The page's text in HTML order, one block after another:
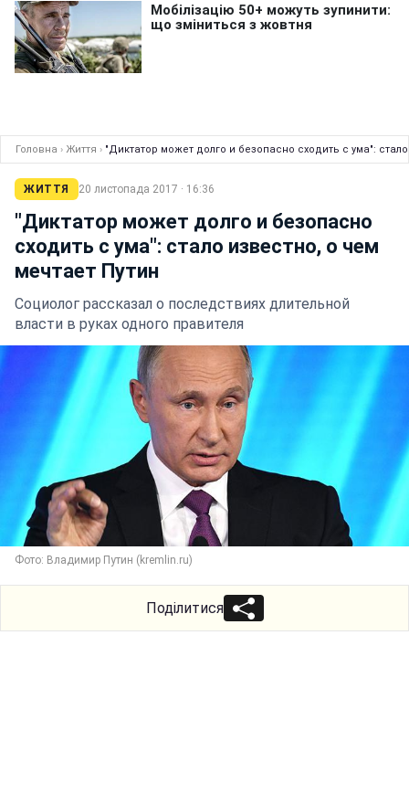
Головна › Життя › "Диктатор может долго и безопасно сходить с ума":
ЖИТТЯ 20 листопада 2017 · 16:36
"Диктатор может долго и безопасно
сходить с ума": стало известно, о чем
мечтает Путин
Социолог рассказал о последствиях длительной
власти в руках одного правителя
Фото: Владимир Путин (kremlin.ru)
Поділитися